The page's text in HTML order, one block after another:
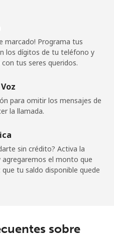
9 min por ⁦$10⁩
15 min por ⁦$10⁩
18 min por ⁦$10⁩
51 min por ⁦$10⁩
marcado! Programa tus
los dígitos de tu teléfono y
tus seres queridos.
para omitir los mensajes de
la llamada.
sin crédito? Activa la
el monto que
tu saldo disponible quede
sobre